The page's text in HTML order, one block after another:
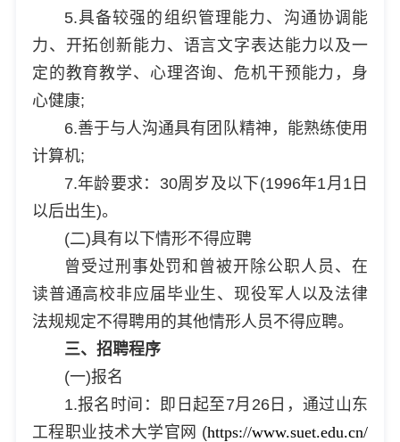
5.具备较强的组织管理能力、沟通协调能
力、开拓创新能力、语言文字表达能力以及一
定的教育教学、心理咨询、危机干预能力，身
心健康;
6.善于与人沟通具有团队精神，能熟练使用
计算机;
7.年龄要求：30周岁及以下(1996年1月1日
以后出生)。
(二)具有以下情形不得应聘
曾受过刑事处罚和曾被开除公职人员、在
读普通高校非应届毕业生、现役军人以及法律
法规规定不得聘用的其他情形人员不得应聘。
三、招聘程序
(一)报名
1.报名时间：即日起至7月26日，通过山东
工程职业技术大学官网 (https://www.suet.edu.cn/